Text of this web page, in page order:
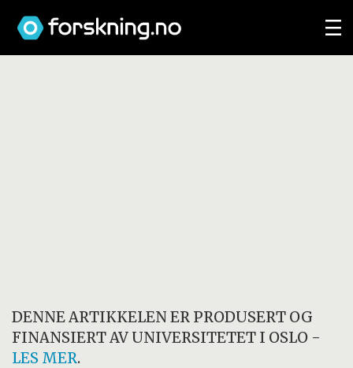
DENNE ARTIKKELEN ER PRODUSERT OG
FINANSIERT AV UNIVERSITETET I OSLO -
LES MER.